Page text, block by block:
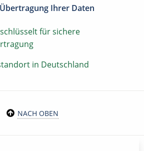
Ihrer Daten
für sichere
in Deutschland
NACH OBEN